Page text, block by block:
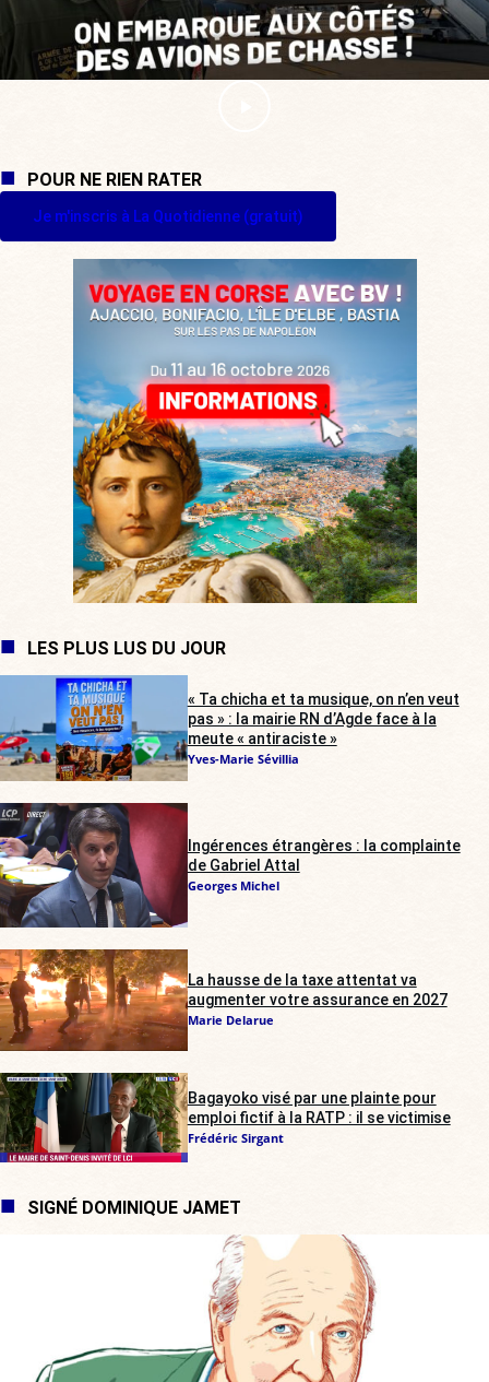
POUR NE RIEN RATER
Je m'inscris à La Quotidienne (gratuit)
LES PLUS LUS DU JOUR
« Ta chicha et ta musique, on n’en veut
pas » : la mairie RN d’Agde face à la
meute « antiraciste »
Yves-Marie Sévillia
Ingérences étrangères : la complainte
de Gabriel Attal
Georges Michel
La hausse de la taxe attentat va
augmenter votre assurance en 2027
Marie Delarue
Bagayoko visé par une plainte pour
emploi fictif à la RATP : il se victimise
Frédéric Sirgant
SIGNÉ DOMINIQUE JAMET